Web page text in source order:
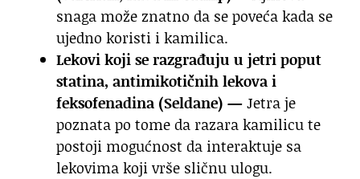
snaga može znatno da se poveća kada se
ujedno koristi i kamilica.
Lekovikoji se razgrađuju u jetri poput
statina, antimikotičnih lekova i
feksofenadina (Seldane) —Jetra je
poznata po tome da razara kamilicu te
postoji mogućnost da interaktuje sa
lekovima koji vrše sličnu ulogu.